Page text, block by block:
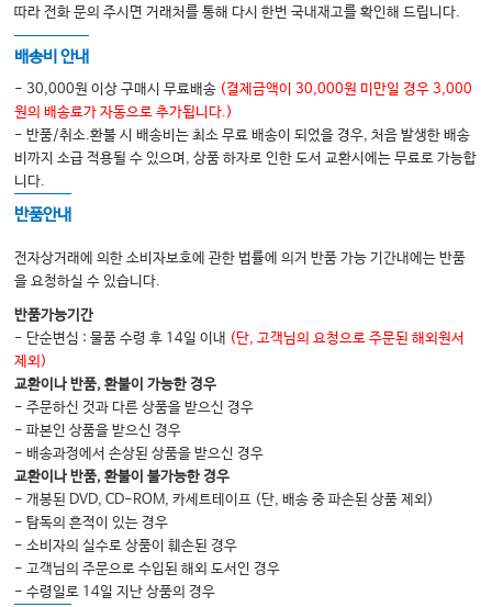
따라 전화 문의 주시면 거래처를 통해 다시 한번 국내재고를 확인해 드립니다.
배송비 안내
- 30,000원 이상 구매시 무료배송 (결제금액이 30,000원 미만일 경우 3,000
원의 배송료가 자동으로 추가됩니다.)
- 반품/취소.환불 시 배송비는 최소 무료 배송이 되었을 경우, 처음 발생한 배송
비까지 소급 적용될 수 있으며, 상품 하자로 인한 도서 교환시에는 무료로 가능합
니다.
반품안내
전자상거래에 의한 소비자보호에 관한 법률에 의거 반품 가능 기간내에는 반품
을 요청하실 수 있습니다.
반품가능기간
- 단순변심 : 물품 수령 후 14일 이내 (단, 고객님의 요청으로 주문된 해외원서
제외)
교환이나 반품, 환불이 가능한 경우
- 주문하신 것과 다른 상품을 받으신 경우
- 파본인 상품을 받으신 경우
- 배송과정에서 손상된 상품을 받으신 경우
교환이나 반품, 환불이 불가능한 경우
- 개봉된 DVD, CD-ROM, 카세트테이프 (단, 배송 중 파손된 상품 제외)
- 탐독의 흔적이 있는 경우
- 소비자의 실수로 상품이 훼손된 경우
- 고객님의 주문으로 수입된 해외 도서인 경우
- 수령일로 14일 지난 상품의 경우